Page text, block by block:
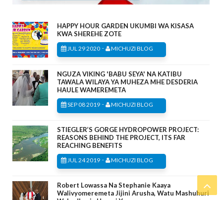
HAPPY HOUR GARDEN UKUMBI WA KISASA
KWA SHEREHE ZOTE
JUL 29 2020 - MICHUZI BLOG
NGUZA VIKING 'BABU SEYA' NA KATIBU
TAWALA WILAYA YA MUHEZA MHE DESDERIA
HAULE WAMEREMETA
SEP 08 2019 - MICHUZI BLOG
STIEGLER’S GORGE HYDROPOWER PROJECT:
REASONS BEHIND THE PROJECT, ITS FAR
REACHING BENEFITS
JUL 24 2019 - MICHUZI BLOG
Robert Lowassa Na Stephanie Kaaya
Walivyomeremeta Jijini Arusha, Watu Mashuhuri